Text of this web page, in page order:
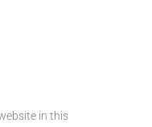
in this